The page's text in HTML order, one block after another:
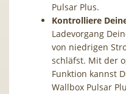
Pulsar Plus.
Kontrolliere
Ladevorgang
von niedrigen
schläfst. Mit der
Funktion kannst
Wallbox Pulsar